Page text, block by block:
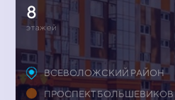
8
этажей
ВСЕВОЛОЖСКИЙ РАЙОН
ПРОСПЕКТ БОЛЬШЕВИКОВ